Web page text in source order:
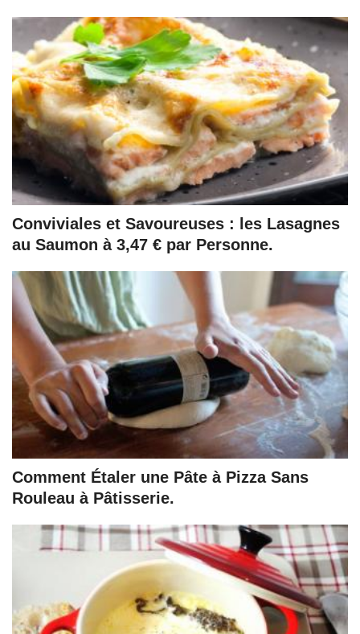
Conviviales et Savoureuses : les Lasagnes
au Saumon à 3,47 € par Personne.
Comment Étaler une Pâte à Pizza Sans
Rouleau à Pâtisserie.